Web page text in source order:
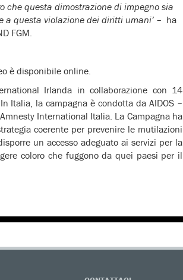
che questa dimostrazione di impegno sia
a questa violazione dei diritti umani’ – ha
FGM.
è disponibile online.
Irlanda in collaborazione con 14
Italia, la campagna è condotta da AIDOS –
International Italia. La Campagna ha
coerente per prevenire le mutilazioni
un accesso adeguato ai servizi per la
coloro che fuggono da quei paesi per il